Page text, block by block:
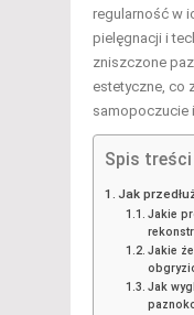
regularność w
pielęgnacji i
zniszczone
estetyczne, co
samopoczucie
Spis treści
Jak
Jakie
Jakie
Jak